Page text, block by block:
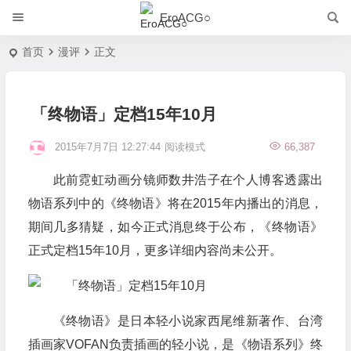
EroACG○
首页 漫评 正文
「终物语」定档15年10月
2015年7月7日 12:27:44 66,387
阅读模式
此前霓虹动画分镜师数井浩子在个人博客透露出
物语系列中的《终物语》将在2015年内播出的消息，
期间几多猜疑，如今正式消息终于公布，《终物语》
正式定档15年10月，更多详细内容尚未公开。
《终物语》是日本轻小说家西尾维新著作、台湾
插画家VOFAN负责插画的轻小说，是《物语系列》终